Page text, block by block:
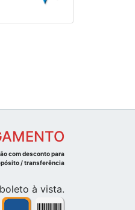
com desconto para
no boleto / depósito / transferência
à vista.